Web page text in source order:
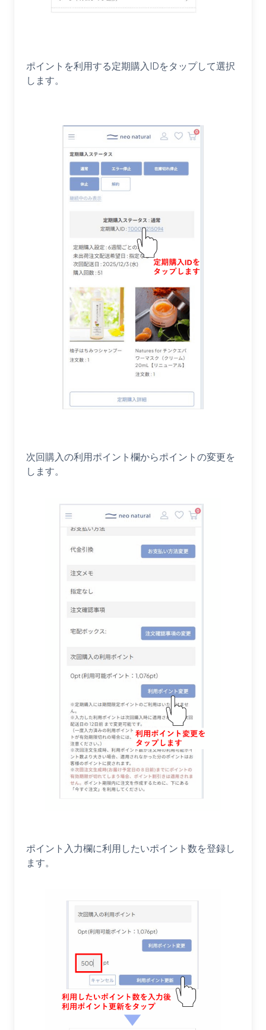
ポイントを利用する定期購入IDをタップして選択
します。
次回購入の利用ポイント欄からポイントの変更を
します。
ポイント入力欄に利用したいポイント数を登録し
ます。